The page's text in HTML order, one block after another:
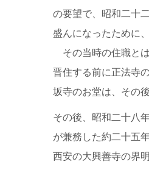
の要望で、昭和二十
盛んになったために
その当時の住職と
晋住する前に正法寺
坂寺のお堂は、その
その後、昭和二十八
が兼務した約二十五
西安の大興善寺の界